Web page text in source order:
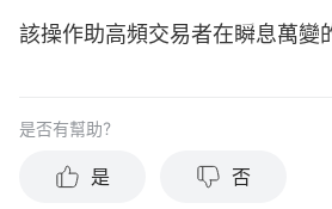
該操作助高頻交易者在瞬息萬變
是否有幫助？
是 否